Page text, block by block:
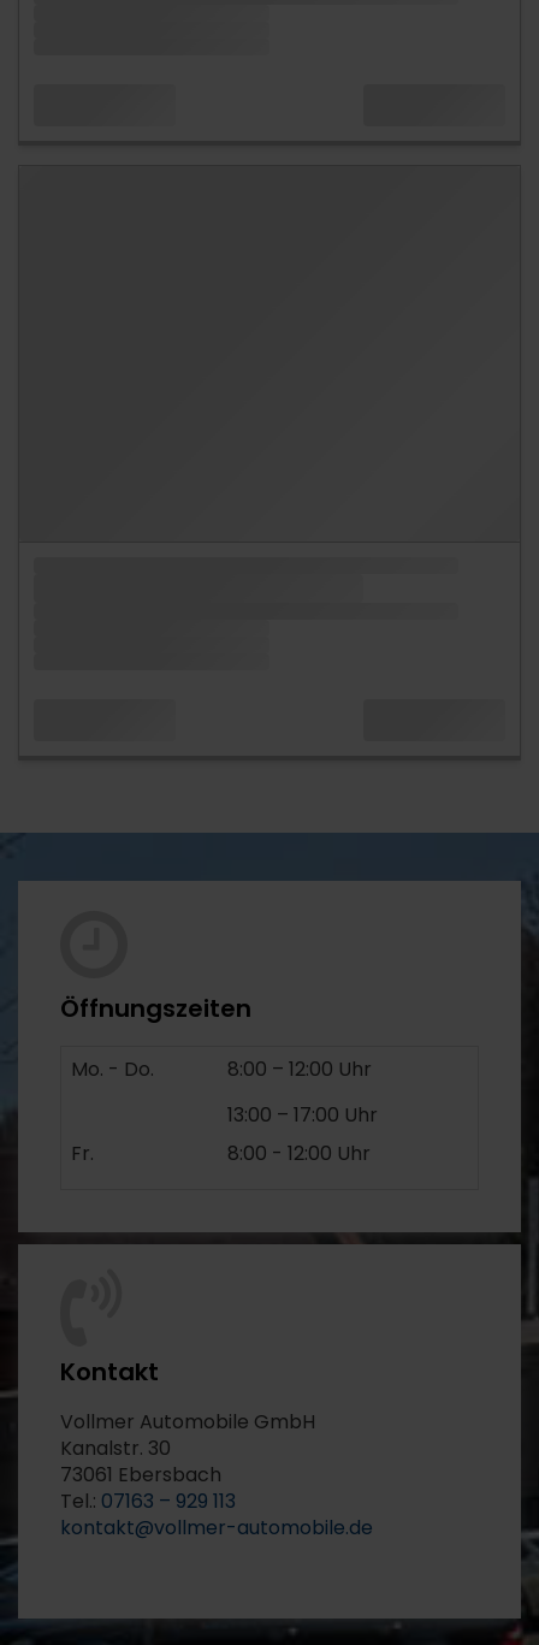
Öffnungszeiten
Mo. - Do. 8:00 – 12:00 Uhr
Fr.
13:00 – 17:00 Uhr
8:00 - 12:00 Uhr
Kontakt
Vollmer Automobile GmbH
Kanalstr. 30
73061 Ebersbach
Tel.: 07163 – 929 113
kontakt@vollmer-automobile.de